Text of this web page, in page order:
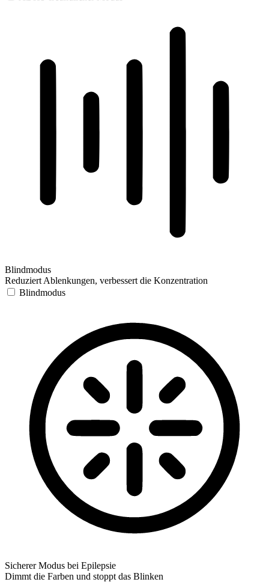
Blindmodus
Reduziert Ablenkungen, verbessert die Konzentration
Blindmodus
Sicherer Modus bei Epilepsie
Dimmt die Farben und stoppt das Blinken